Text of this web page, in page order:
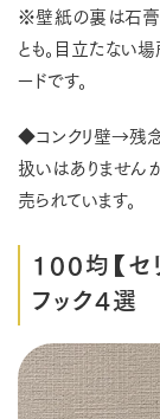
※壁紙の裏は石膏
とも。目立たない
ードです。
◆コンクリ壁→残
扱いはありません
売られています。
100均【セ
フック4選